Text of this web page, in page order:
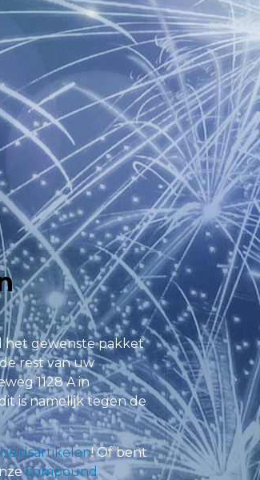
het gewenste pakket
rest van uw
1128 A in
is namelijk tegen de
! Of bent
compound